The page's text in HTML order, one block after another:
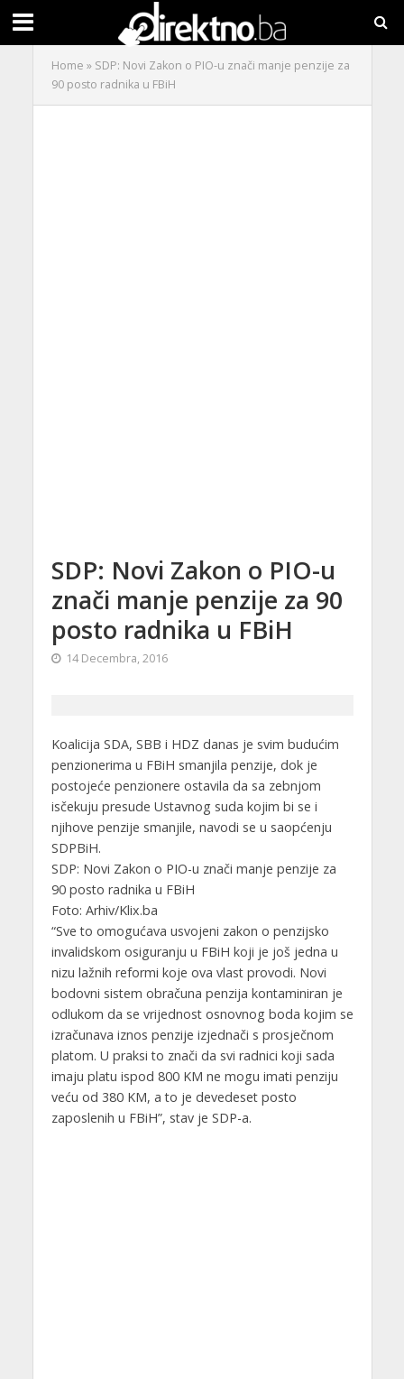
Home » SDP: Novi Zakon o PIO-u znači manje penzije za
90 posto radnika u FBiH
SDP: Novi Zakon o PIO-u
znači manje penzije za 90
posto radnika u FBiH
14 Decembra, 2016
Koalicija SDA, SBB i HDZ danas je svim budućim
penzionerima u FBiH smanjila penzije, dok je
postojeće penzionere ostavila da sa zebnjom
isčekuju presude Ustavnog suda kojim bi se i
njihove penzije smanjile, navodi se u saopćenju
SDPBiH.
SDP: Novi Zakon o PIO-u znači manje penzije za
90 posto radnika u FBiH
Foto: Arhiv/Klix.ba
“Sve to omogućava usvojeni zakon o penzijsko
invalidskom osiguranju u FBiH koji je još jedna u
nizu lažnih reformi koje ova vlast provodi. Novi
bodovni sistem obračuna penzija kontaminiran je
odlukom da se vrijednost osnovnog boda kojim se
izračunava iznos penzije izjednači s prosječnom
platom. U praksi to znači da svi radnici koji sada
imaju platu ispod 800 KM ne mogu imati penziju
veću od 380 KM, a to je devedeset posto
zaposlenih u FBiH”, stav je SDP-a.